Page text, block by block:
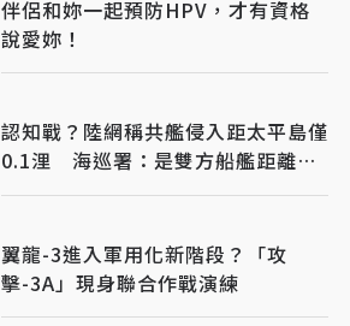
伴侶和妳一起預防HPV，才有資格
說愛妳！
認知戰？陸網稱共艦侵入距太平島僅
0.1浬 海巡署：是雙方船艦距離、
已強勢驅離
翼龍-3進入軍用化新階段？「攻
擊-3A」現身聯合作戰演練